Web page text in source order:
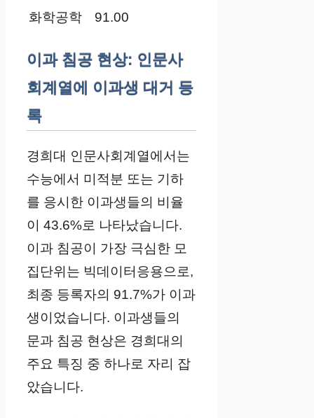
화학공학 91.00
이과 침공 현상: 인문사
회계열에 이과생 대거 등
록
경희대 인문사회계열에서는
수능에서 미적분 또는 기하
를 응시한 이과생들의 비율
이 43.6%로 나타났습니다.
이과 침공이 가장 극심한 모
집단위는 빅데이터응용으로,
최종 등록자의 91.7%가 이과
생이었습니다. 이과생들의
문과 침공 현상은 경희대의
주요 특징 중 하나로 자리 잡
았습니다.